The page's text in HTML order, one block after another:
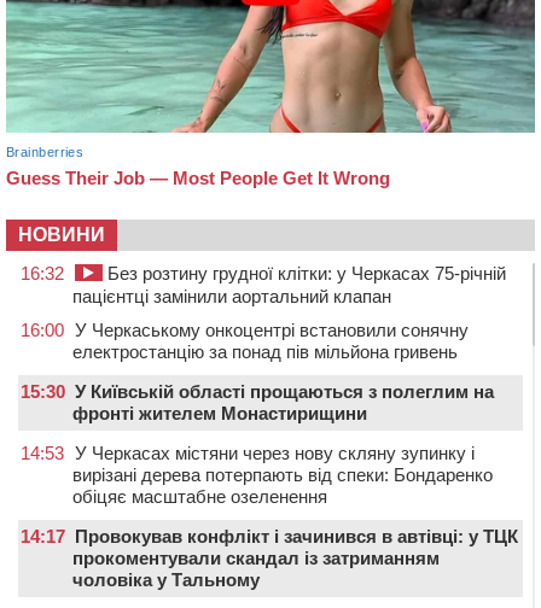
НОВИНИ
16:32
Без розтину грудної клітки: у Черкасах 75-річній
пацієнтці замінили аортальний клапан
16:00 У Черкаському онкоцентрі встановили сонячну
електростанцію за понад пів мільйона гривень
15:30 У Київській області прощаються з полеглим на
фронті жителем Монастирищини
14:53 У Черкасах містяни через нову скляну зупинку і
вирізані дерева потерпають від спеки: Бондаренко
обіцяє масштабне озеленення
14:17
Провокував конфлікт і зачинився в автівці: у ТЦК
прокоментували скандал із затриманням
чоловіка у Тальному